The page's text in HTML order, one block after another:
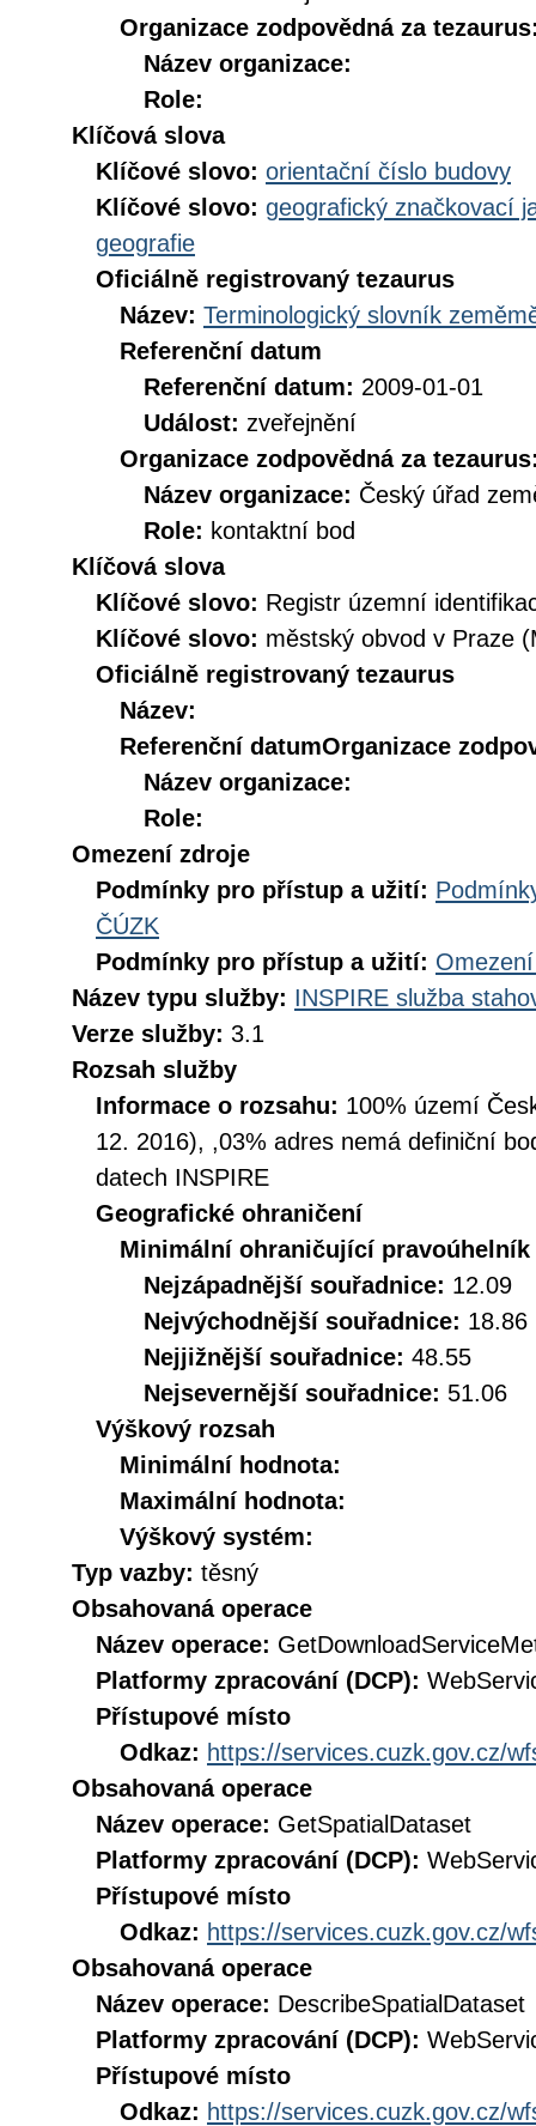
Organizace zodpovědná za
Název organizace:
Role:
Klíčová slova
Klíčové slovo: orientační číslo budovy
Klíčové slovo: geografický značkovací
geografie
Oficiálně registrovaný tezaurus
Název: Terminologický slovník
Referenční datum
Referenční datum: 2009-01-01
Událost: zveřejnění
Organizace zodpovědná za
Název organizace: Český úřad
Role: kontaktní bod
Klíčová slova
Klíčové slovo: Registr územní
Klíčové slovo: městský obvod v Praze
Oficiálně registrovaný tezaurus
Název:
Referenční datumOrganizace
Název organizace:
Role:
Omezení zdroje
Podmínky pro přístup a užití:
ČÚZK
Podmínky pro přístup a užití:
Název typu služby: INSPIRE služba
Verze služby: 3.1
Rozsah služby
Informace o rozsahu: 100% území
12. 2016), ,03% adres nemá definiční
datech INSPIRE
Geografické ohraničení
Minimální ohraničující pravoúhelník
Nejzápadnější souřadnice: 12.09
Nejvýchodnější souřadnice: 18.86
Nejjižnější souřadnice: 48.55
Nejsevernější souřadnice: 51.06
Výškový rozsah
Minimální hodnota:
Maximální hodnota:
Výškový systém:
Typ vazby: těsný
Obsahovaná operace
Název operace:
Platformy zpracování (DCP):
Přístupové místo
Odkaz: https://services.cuzk.gov.cz/
Obsahovaná operace
Název operace: GetSpatialDataset
Platformy zpracování (DCP):
Přístupové místo
Odkaz: https://services.cuzk.gov.cz/
Obsahovaná operace
Název operace: DescribeSpatialDataset
Platformy zpracování (DCP):
Přístupové místo
Odkaz: https://services.cuzk.gov.cz/